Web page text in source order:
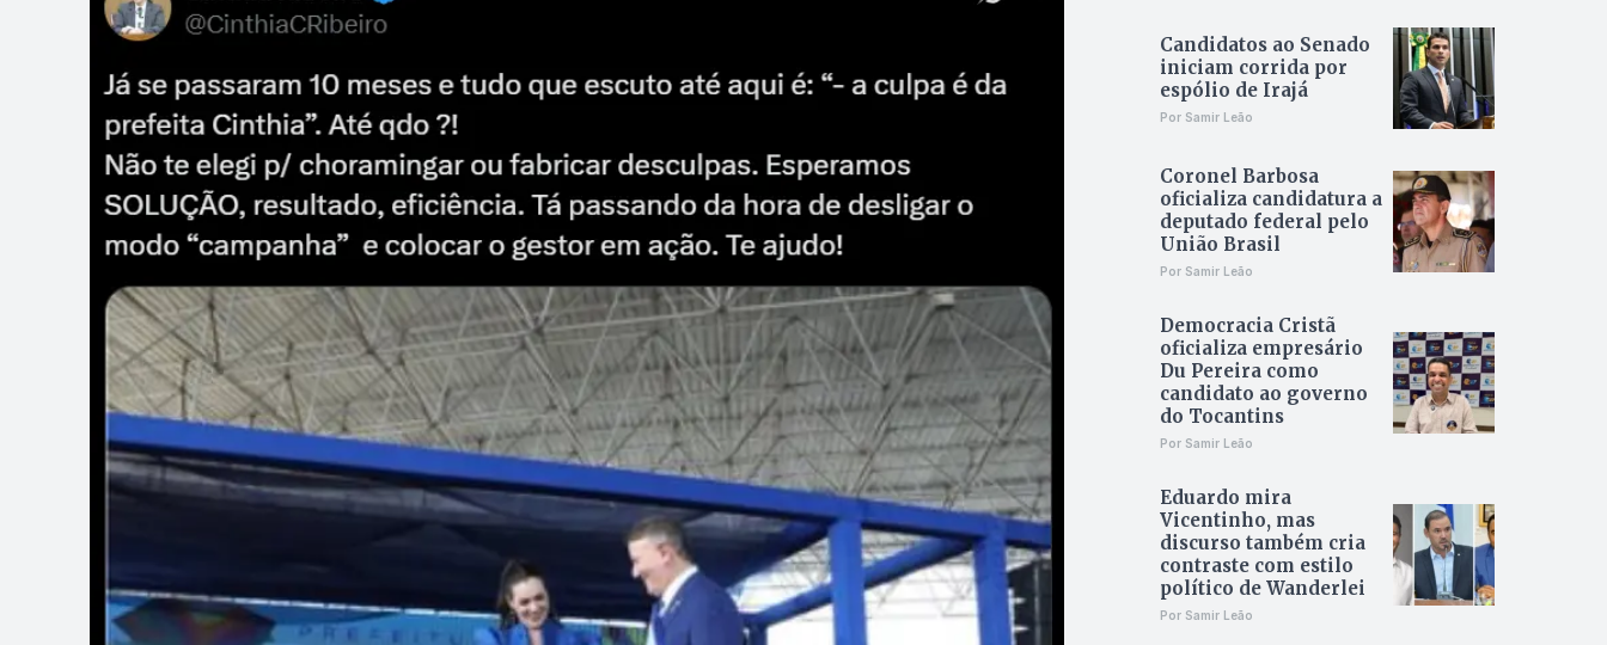
Candidatos ao Senado
iniciam corrida por
espólio de Irajá
Por Samir Leão
Coronel Barbosa
oficializa candidatura a
deputado federal pelo
União Brasil
Por Samir Leão
Democracia Cristã
oficializa empresário
Du Pereira como
candidato ao governo
do Tocantins
Por Samir Leão
Eduardo mira
Vicentinho, mas
discurso também cria
contraste com estilo
político de Wanderlei
Por Samir Leão